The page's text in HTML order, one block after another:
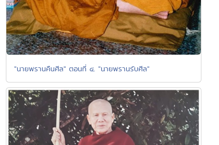
"นายพรานคืนศีล" ตอนที่ ๔. "นายพรานรับศีล"